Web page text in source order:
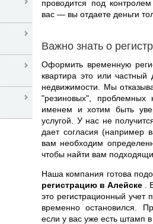
проводится под
вас — вы отдаете деньги
Важно знать о
Оформить временную
квартира это или
недвижимости. Мы
"резиновых", проблемных
именем и хотим быть
услугой. У нас не
дает согласия (например
вам необходим
чтобы найти вам
Наша компания готова
регистрацию в Алейске
это регистрационный учет
временно остановился.
если у вас уже есть штамп